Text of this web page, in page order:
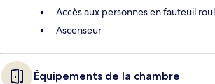
Accès aux personnes en fauteuil
Ascenseur
Équipements de la chambre